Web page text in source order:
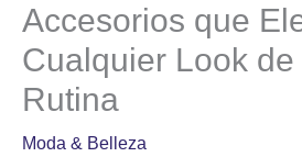
Accesorios que
Cualquier Look
Rutina
Moda & Belleza